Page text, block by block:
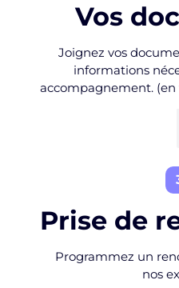
Vos
Joignez vos
informations
accompagnement.
Prise de
Programmez un
nos